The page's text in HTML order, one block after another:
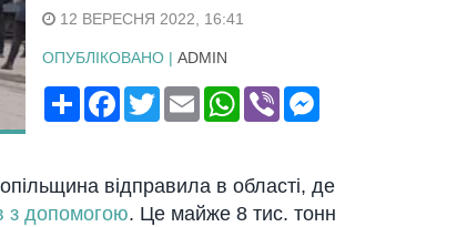
12 ВЕРЕСНЯ 2022, 16:41
ОПУБЛІКОВАНО | ADMIN
ПоширитиFacebook
TwitterEmail WhatsApp
Viber
відправила в області, де
з допомогою. Це майже 8 тис. тонн